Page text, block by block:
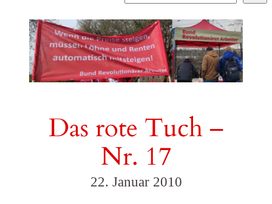
c
h
e
n
Das rote Tuch –
Nr. 17
22. Januar 2010